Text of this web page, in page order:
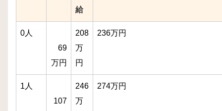
給
0人
69
万円
208
万
円
236万円
1人
107
246
万
274万円